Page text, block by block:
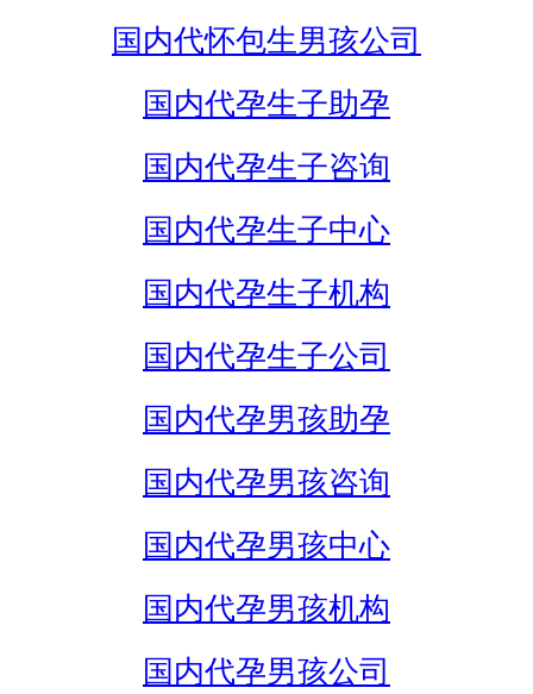
国内代怀包生男孩公司
国内代孕生子助孕
国内代孕生子咨询
国内代孕生子中心
国内代孕生子机构
国内代孕生子公司
国内代孕男孩助孕
国内代孕男孩咨询
国内代孕男孩中心
国内代孕男孩机构
国内代孕男孩公司